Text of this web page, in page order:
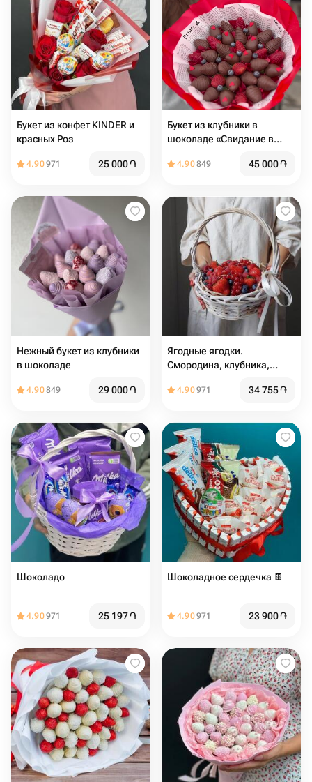
Букет из конфет KINDER и
красных Роз
4.90971 25 000֏
Букет из клубники в
шоколаде «Свидание в
4.90849 45 000֏
Нежный букет из клубники
в шоколаде
4.90849 29 000֏
Ягодные ягодки.
Смородина, клубника,
подарок
4.90971 34 755֏
Шоколадо
4.90971 25 197֏
Шоколадное сердечка 🍫
4.90971 23 900֏